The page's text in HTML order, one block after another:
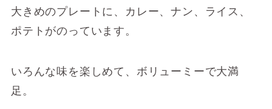
大きめのプレートに、カレー、ナン、ライス、
ポテトがのっています。
いろんな味を楽しめて、ボリューミーで大満
足。